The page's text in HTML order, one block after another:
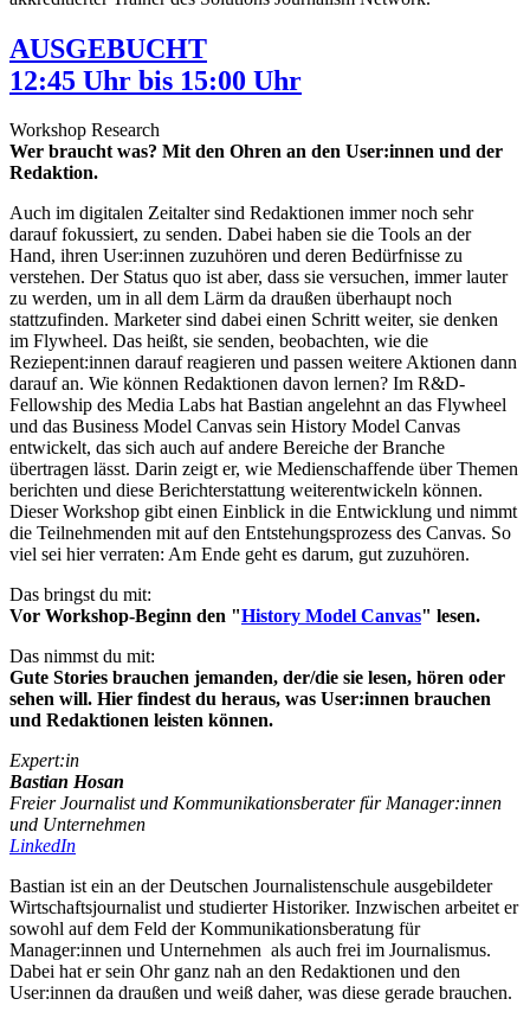
AUSGEBUCHT
12:45 Uhr bis 15:00 Uhr
Workshop Research
Wer braucht was? Mit den Ohren an den User:innen und der
Redaktion.
Auch im digitalen Zeitalter sind Redaktionen immer noch sehr
darauf fokussiert, zu senden. Dabei haben sie die Tools an der
Hand, ihren User:innen zuzuhören und deren Bedürfnisse zu
verstehen. Der Status quo ist aber, dass sie versuchen, immer lauter
zu werden, um in all dem Lärm da draußen überhaupt noch
stattzufinden. Marketer sind dabei einen Schritt weiter, sie denken
im Flywheel. Das heißt, sie senden, beobachten, wie die
Reziepent:innen darauf reagieren und passen weitere Aktionen dann
darauf an. Wie können Redaktionen davon lernen? Im R&D-
Fellowship des Media Labs hat Bastian angelehnt an das Flywheel
und das Business Model Canvas sein History Model Canvas
entwickelt, das sich auch auf andere Bereiche der Branche
übertragen lässt. Darin zeigt er, wie Medienschaffende über Themen
berichten und diese Berichterstattung weiterentwickeln können.
Dieser Workshop gibt einen Einblick in die Entwicklung und nimmt
die Teilnehmenden mit auf den Entstehungsprozess des Canvas. So
viel sei hier verraten: Am Ende geht es darum, gut zuzuhören.
Das bringst du mit:
Vor Workshop-Beginn den "History Model Canvas" lesen.
Das nimmst du mit:
Gute Stories brauchen jemanden, der/die sie lesen, hören oder
sehen will. Hier findest du heraus, was User:innen brauchen
und Redaktionen leisten können.
Expert:in
Bastian Hosan
Freier Journalist und Kommunikations­berater für Manager:innen
und Unternehmen
LinkedIn
Bastian ist ein an der Deutschen Journalistenschule ausgebildeter
Wirtschaftsjournalist und studierter Historiker. Inzwischen arbeitet er
sowohl auf dem Feld der Kommunikationsberatung für
Manager:innen und Unternehmen als auch frei im Journalismus.
Dabei hat er sein Ohr ganz nah an den Redaktionen und den
User:innen da draußen und weiß daher, was diese gerade brauchen.